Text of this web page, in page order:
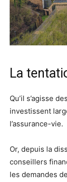
La
Qu’il s’agisse
investissent
l’assurance-vie.
Or, depuis la
conseillers
les demandes